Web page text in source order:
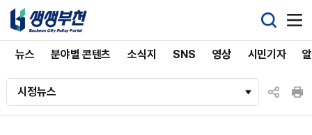
뉴스 분야별 콘텐츠 소식지 SNS 영상 시민기자
시정뉴스